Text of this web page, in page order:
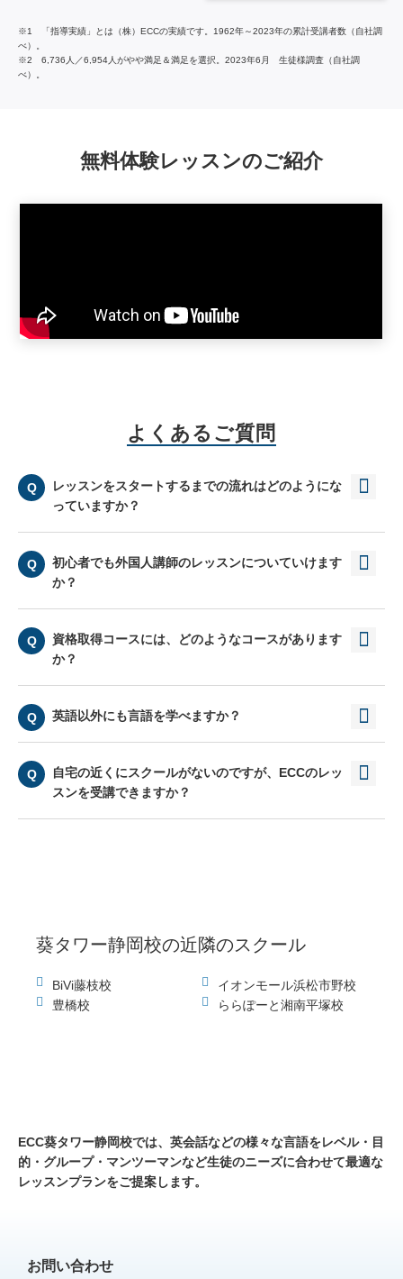
※1 「指導実績」とは（株）ECCの実績です。1962年～2023年の累計受講者数（自社調
べ）。
※2 6,736人／6,954人がやや満足＆満足を選択。2023年6月 生徒様調査（自社調
べ）。
無料体験レッスンのご紹介
よくあるご質問
レッスンをスタートするまでの流れはどのようにな
っていますか？
初心者でも外国人講師のレッスンについていけます
か？
資格取得コースには、どのようなコースがあります
か？
英語以外にも言語を学べますか？
自宅の近くにスクールがないのですが、ECCのレッ
スンを受講できますか？
葵タワー静岡校の近隣のスクール
BiVi藤枝校
イオンモール浜松市野校
豊橋校
ららぽーと湘南平塚校
ECC葵タワー静岡校では、 英会話などの様々な言語をレベル・目
的・グループ・マンツーマンなど生徒のニーズに合わせて最適な
レッスンプランをご提案します。
お問い合わせ